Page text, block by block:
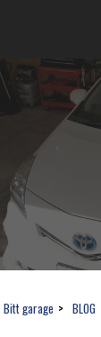
Bitt garage > BLOG